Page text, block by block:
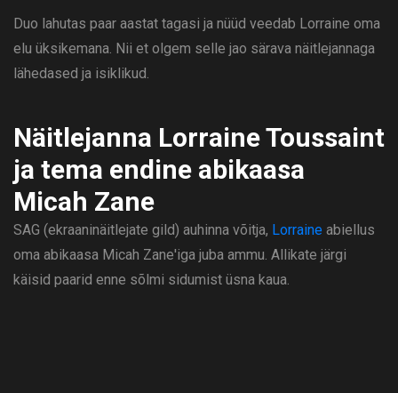
Duo lahutas paar aastat tagasi ja nüüd veedab Lorraine oma
elu üksikemana. Nii et olgem selle jao särava näitlejannaga
lähedased ja isiklikud.
Näitlejanna Lorraine Toussaint
ja tema endine abikaasa
Micah Zane
SAG (ekraaninäitlejate gild) auhinna võitja, Lorraine abiellus
oma abikaasa Micah Zane'iga juba ammu. Allikate järgi
käisid paarid enne sõlmi sidumist üsna kaua.